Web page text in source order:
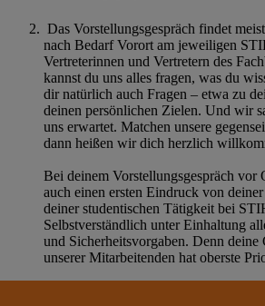
Das Vorstellungsgespräch findet
nach Bedarf Vorort am jeweiligen
Vertreterinnen und Vertretern des
kannst du uns alles fragen, was du
dir natürlich auch Fragen – etwa zu
deinen persönlichen Zielen. Und wir
uns erwartet. Matchen unsere
dann heißen wir dich herzlich
Bei deinem Vorstellungsgespräch vor
auch einen ersten Eindruck von
deiner studentischen Tätigkeit bei
Selbstverständlich unter Einhaltung
und Sicherheitsvorgaben. Denn deine
unserer Mitarbeitenden hat oberste